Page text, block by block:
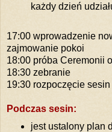
każdy dzień
17:00 wprowadzenie
zajmowanie pokoi
18:00 próba Ceremonii
18:30 zebranie
19:30 rozpoczęcie sesin
Podczas sesin:
jest ustalony plan